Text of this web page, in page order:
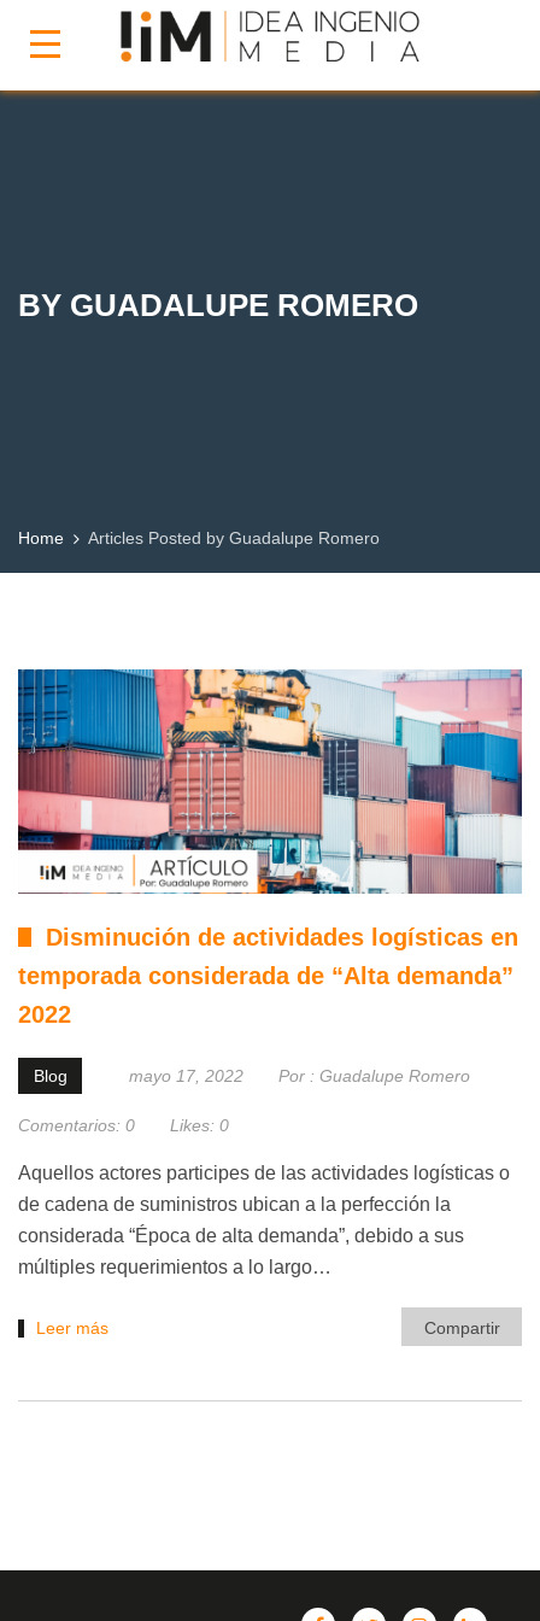
BY GUADALUPE ROMERO
Home Articles Posted by Guadalupe Romero
Disminución de actividades logísticas en
temporada considerada de “Alta demanda”
2022
Blog mayo 17, 2022 Por : Guadalupe Romero
Comentarios: 0 Likes: 0
Aquellos actores participes de las actividades logísticas o
de cadena de suministros ubican a la perfección la
considerada “Época de alta demanda”, debido a sus
múltiples requerimientos a lo largo…
Leer más Compartir